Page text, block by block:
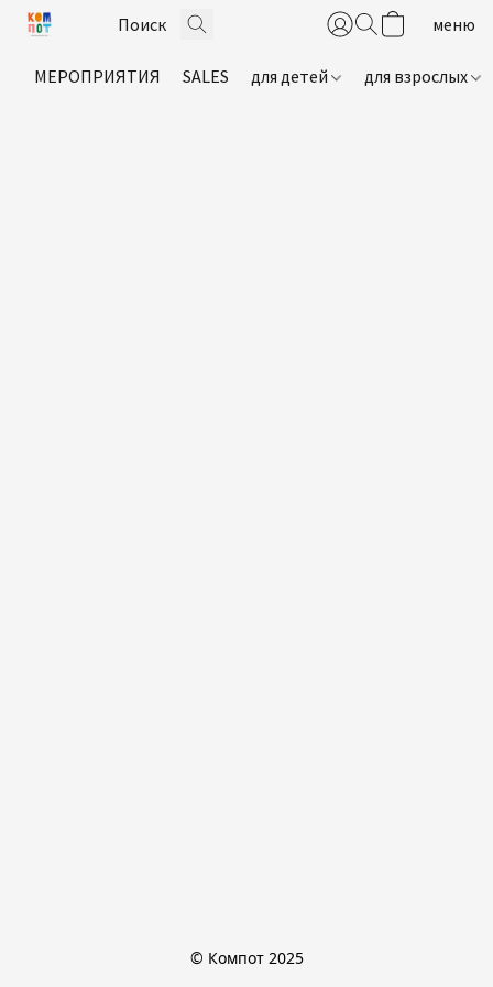
МЕРОПРИЯТИЯ SALES для детей для взрослых
© Компот 2025